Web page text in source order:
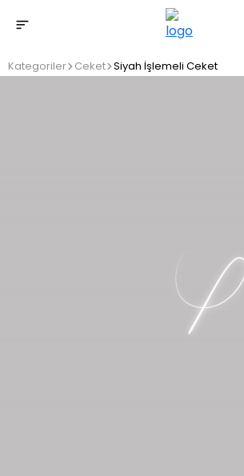
2500 TL üzeri ücretsiz kargo
Kategoriler Ceket Siyah İşlemeli Ceket